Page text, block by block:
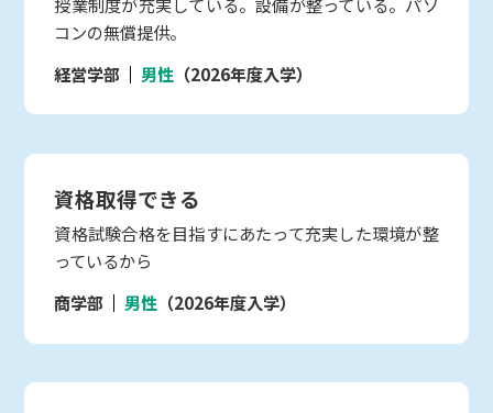
コンの無償提供。
経営学部
男性 （2026年度入学）
資格取得できる
資格試験合格を目指すにあたって充実した環境が整
っているから
商学部
男性 （2026年度入学）